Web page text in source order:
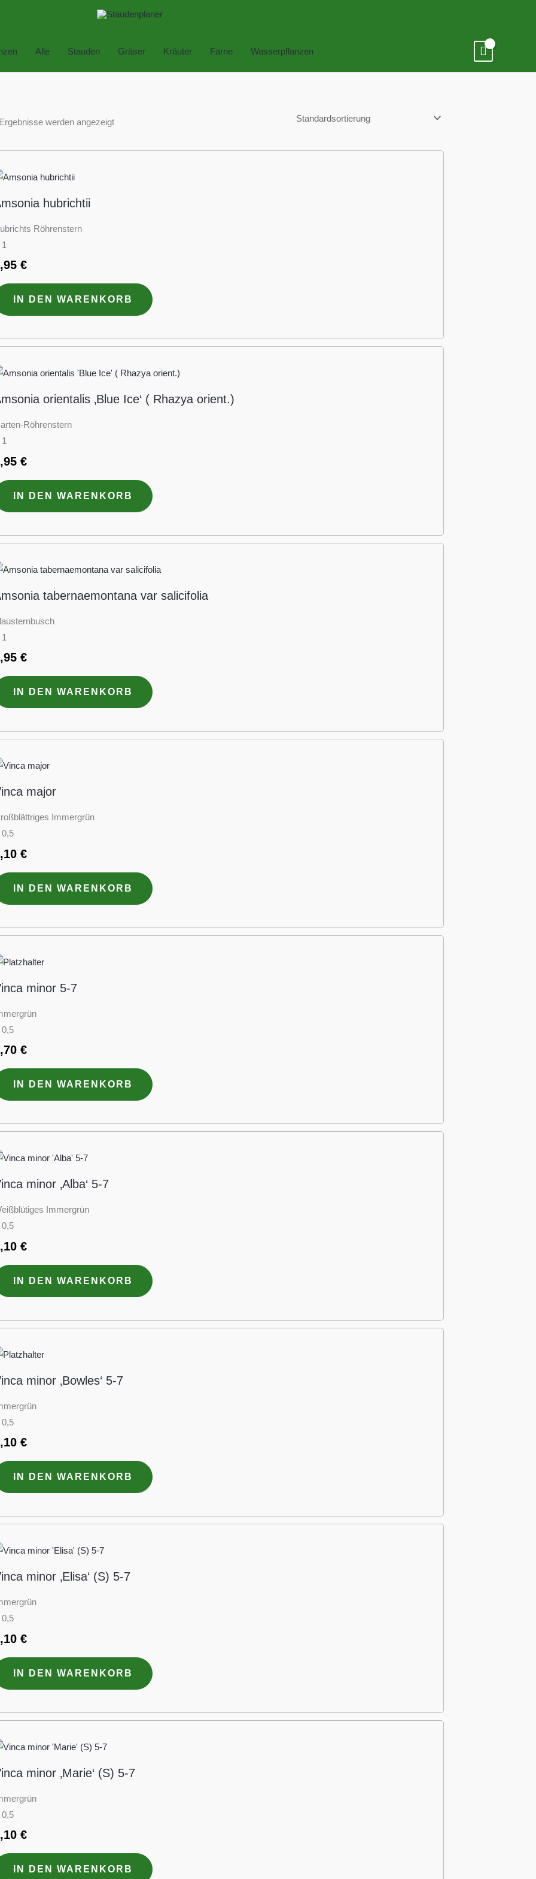
Alle Stauden Gräser Kräuter Farne Wasserpflanzen
werden angezeigt
hubrichtii
Röhrenstern
€
IN DEN WARENKORB
orientalis ‚Blue Ice‘ ( Rhazya orient.)
Röhrenstern
€
IN DEN WARENKORB
tabernaemontana var salicifolia
€
IN DEN WARENKORB
major
Immergrün
0,5
€
IN DEN WARENKORB
minor 5-7
0,5
€
IN DEN WARENKORB
minor ‚Alba‘ 5-7
Immergrün
0,5
€
IN DEN WARENKORB
minor ‚Bowles‘ 5-7
0,5
€
IN DEN WARENKORB
minor ‚Elisa‘ (S) 5-7
0,5
€
IN DEN WARENKORB
minor ‚Marie‘ (S) 5-7
0,5
€
IN DEN WARENKORB